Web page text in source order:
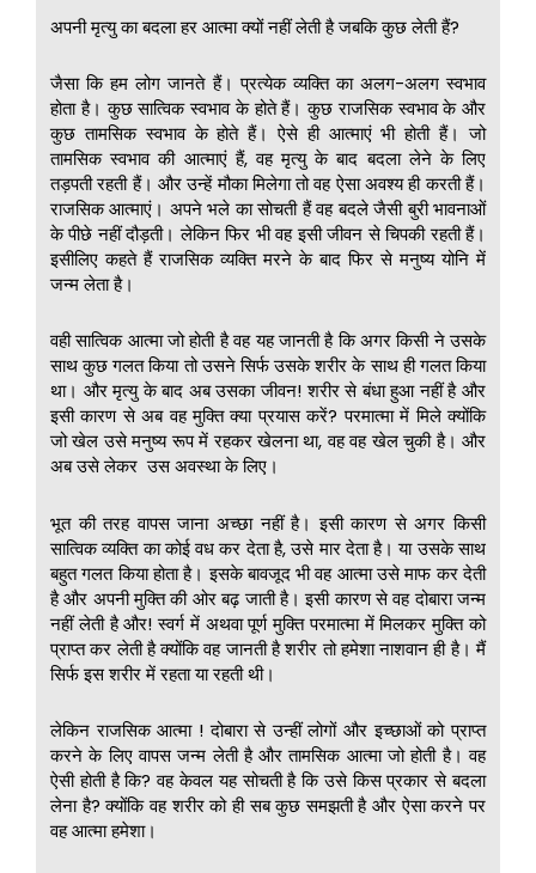
अपनी मृत्यु का बदला हर आत्मा क्यों नहीं लेती है जबकि कुछ लेती हैं?
जैसा कि हम लोग जानते हैं। प्रत्येक व्यक्ति का अलग-अलग स्वभाव
होता है। कुछ सात्विक स्वभाव के होते हैं। कुछ राजसिक स्वभाव के और
कुछ तामसिक स्वभाव के होते हैं। ऐसे ही आत्माएं भी होती हैं। जो
तामसिक स्वभाव की आत्माएं हैं, वह मृत्यु के बाद बदला लेने के लिए
तड़पती रहती हैं। और उन्हें मौका मिलेगा तो वह ऐसा अवश्य ही करती हैं।
राजसिक आत्माएं। अपने भले का सोचती हैं वह बदले जैसी बुरी भावनाओं
के पीछे नहीं दौड़ती। लेकिन फिर भी वह इसी जीवन से चिपकी रहती हैं।
इसीलिए कहते हैं राजसिक व्यक्ति मरने के बाद फिर से मनुष्य योनि में
जन्म लेता है।
वही सात्विक आत्मा जो होती है वह यह जानती है कि अगर किसी ने उसके
साथ कुछ गलत किया तो उसने सिर्फ उसके शरीर के साथ ही गलत किया
था। और मृत्यु के बाद अब उसका जीवन! शरीर से बंधा हुआ नहीं है और
इसी कारण से अब वह मुक्ति क्या प्रयास करें? परमात्मा में मिले क्योंकि
जो खेल उसे मनुष्य रूप में रहकर खेलना था, वह वह खेल चुकी है। और
अब उसे लेकर उस अवस्था के लिए।
भूत की तरह वापस जाना अच्छा नहीं है। इसी कारण से अगर किसी
सात्विक व्यक्ति का कोई वध कर देता है, उसे मार देता है। या उसके साथ
बहुत गलत किया होता है। इसके बावजूद भी वह आत्मा उसे माफ कर देती
है और अपनी मुक्ति की ओर बढ़ जाती है। इसी कारण से वह दोबारा जन्म
नहीं लेती है और! स्वर्ग में अथवा पूर्ण मुक्ति परमात्मा में मिलकर मुक्ति को
प्राप्त कर लेती है क्योंकि वह जानती है शरीर तो हमेशा नाशवान ही है। मैं
सिर्फ इस शरीर में रहता या रहती थी।
लेकिन राजसिक आत्मा ! दोबारा से उन्हीं लोगों और इच्छाओं को प्राप्त
करने के लिए वापस जन्म लेती है और तामसिक आत्मा जो होती है। वह
ऐसी होती है कि? वह केवल यह सोचती है कि उसे किस प्रकार से बदला
लेना है? क्योंकि वह शरीर को ही सब कुछ समझती है और ऐसा करने पर
वह आत्मा हमेशा।